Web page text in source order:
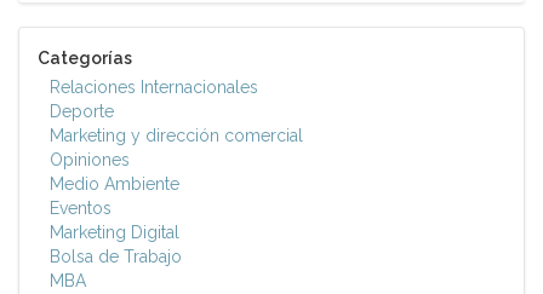
Categorías
Relaciones Internacionales
Deporte
Marketing y dirección comercial
Opiniones
Medio Ambiente
Eventos
Marketing Digital
Bolsa de Trabajo
MBA